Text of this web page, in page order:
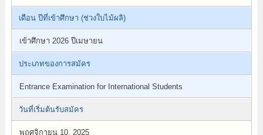
เดือน ปีที่เข้าศึกษา (ช่วงใบไม้ผลิ)
เข้าศึกษา 2026 ปีเมษายน
ประเภทของการสมัคร
Entrance Examination for International Students
วันที่เริ่มต้นรับสมัคร
พฤศจิกายน 10, 2025